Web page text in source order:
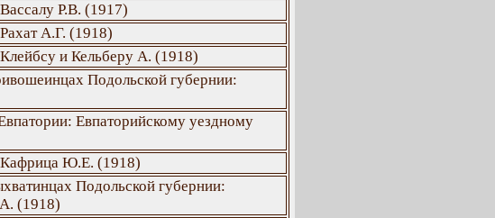
Р.В. (1917)
А.Г. (1918)
и Кельберу А. (1918)
Подольской губернии:
Евпаторийскому уездному
Кафрица Ю.Е. (1918)
Подольской губернии:
(1918)